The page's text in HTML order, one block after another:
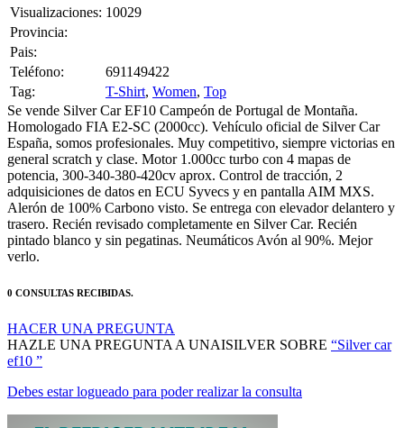
Provincia:
Pais:
Teléfono:
Tag:
T-Shirt,Women
Se vende Silver Car EF10 Campeón de Portugal de Montaña.
Homologado FIA E2-SC (2000cc). Vehículo oficial de Silver Car
España, somos profesionales. Muy competitivo, siempre victorias en
general scratch y clase. Motor 1.000cc turbo con 4 mapas de
potencia, 300-340-380-420cv aprox. Control de tracción, 2
adquisiciones de datos en ECU Syvecs y en pantalla AIM MXS.
Alerón de 100% Carbono visto. Se entrega con elevador delantero y
trasero. Recién revisado completamente en Silver Car. Recién
pintado blanco y sin pegatinas. Neumáticos Avón al 90%. Mejor
verlo.
HAZLE UNA PREGUNTA A UNAISILVER SOBRE
ef10 ”
Debes estar logueado para poder realizar la consulta